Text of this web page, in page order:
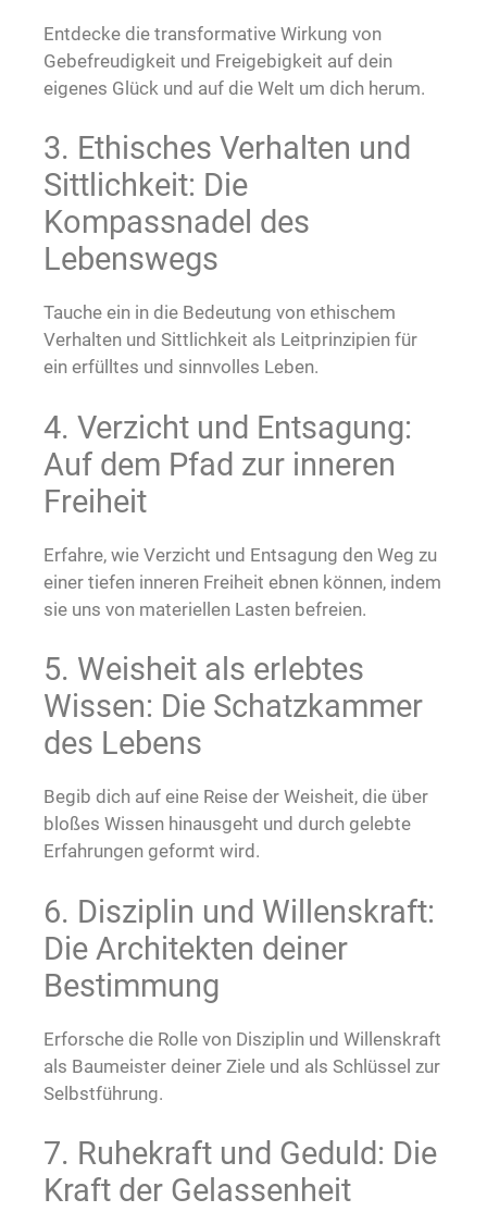
Entdecke die transformative Wirkung von
Gebefreudigkeit und Freigebigkeit auf dein
eigenes Glück und auf die Welt um dich herum.
3. Ethisches Verhalten und
Sittlichkeit: Die
Kompassnadel des
Lebenswegs
Tauche ein in die Bedeutung von ethischem
Verhalten und Sittlichkeit als Leitprinzipien für
ein erfülltes und sinnvolles Leben.
4. Verzicht und Entsagung:
Auf dem Pfad zur inneren
Freiheit
Erfahre, wie Verzicht und Entsagung den Weg zu
einer tiefen inneren Freiheit ebnen können, indem
sie uns von materiellen Lasten befreien.
5. Weisheit als erlebtes
Wissen: Die Schatzkammer
des Lebens
Begib dich auf eine Reise der Weisheit, die über
bloßes Wissen hinausgeht und durch gelebte
Erfahrungen geformt wird.
6. Disziplin und Willenskraft:
Die Architekten deiner
Bestimmung
Erforsche die Rolle von Disziplin und Willenskraft
als Baumeister deiner Ziele und als Schlüssel zur
Selbstführung.
7. Ruhekraft und Geduld: Die
Kraft der Gelassenheit